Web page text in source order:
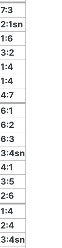
7:3
2:1sn
1:6
3:2
1:4
1:4
4:7
6:1
6:2
6:3
3:4sn
4:1
3:5
2:6
1:4
2:4
3:4sn